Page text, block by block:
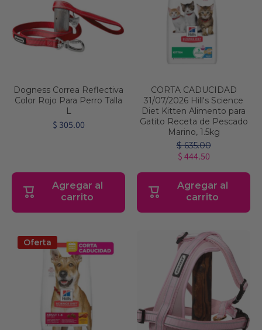
Dogness Correa Reflectiva
Color Rojo Para Perro Talla
L
$ 305.00
Agregar al
carrito
CORTA CADUCIDAD
31/07/2026 Hill's Science
Diet Kitten Alimento para
Gatito Receta de Pescado
Marino, 1.5kg
$ 635.00
$ 444.50
Agregar al
carrito
Oferta